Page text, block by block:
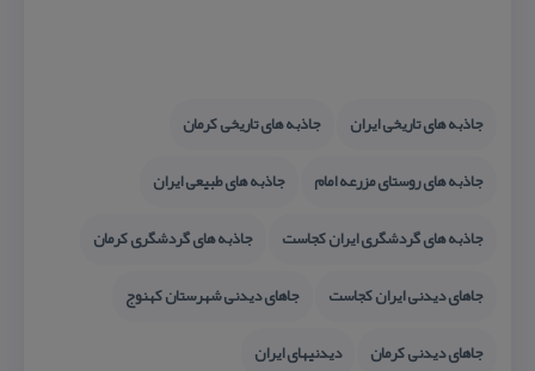
جاذبه های تاریخی ایران
جاذبه های تاریخی كرمان
جاذبه های روستای مزرعه امام
جاذبه های طبیعی ایران
جاذبه های گردشگری ایران كجاست
جاذبه های گردشگری كرمان
جاهای دیدنی ایران كجاست
جاهای دیدنی شهرستان كهنوج
جاهای دیدنی كرمان
دیدنیهای ایران